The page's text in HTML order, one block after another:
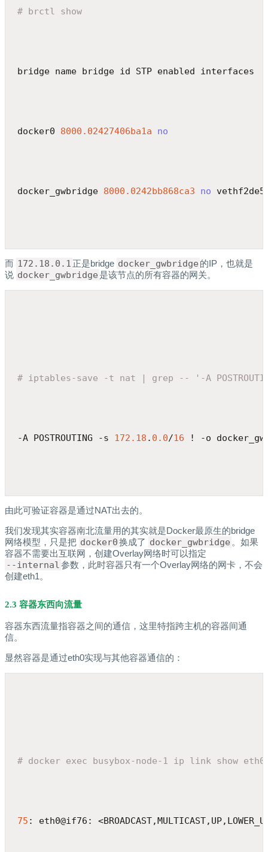
# brctl show
bridge name bridge id STP enabled interfaces
docker0 8000.02427406ba1a no
docker_gwbridge 8000.0242bb868ca3 no
而 172.18.0.1 正是bridge docker_gwbridge 的IP，也就是
说 docker_gwbridge 是该节点的所有容器的网关。
# iptables-save -t nat | grep -- '-A
-A POSTROUTING -s 172.18 . 0.0/16 ! -o
由此可验证容器是通过NAT出去的。
我们发现其实容器南北流量用的其实就是Docker最原生的bridge
网络模型，只是把 docker0换成了 docker_gwbridge 。如果
容器不需要出互联网，创建Overlay网络时可以指定
--internal参数，此时容器只有一个Overlay网络的网卡，不会
创建eth1。
2.3 容器东西向流量
容器东西流量指容器之间的通信，这里特指跨主机的容器间通
信。
显然容器是通过eth0实现与其他容器通信的：
# docker exec busybox-node-1 ip link show eth0
75 : eth0@if76: